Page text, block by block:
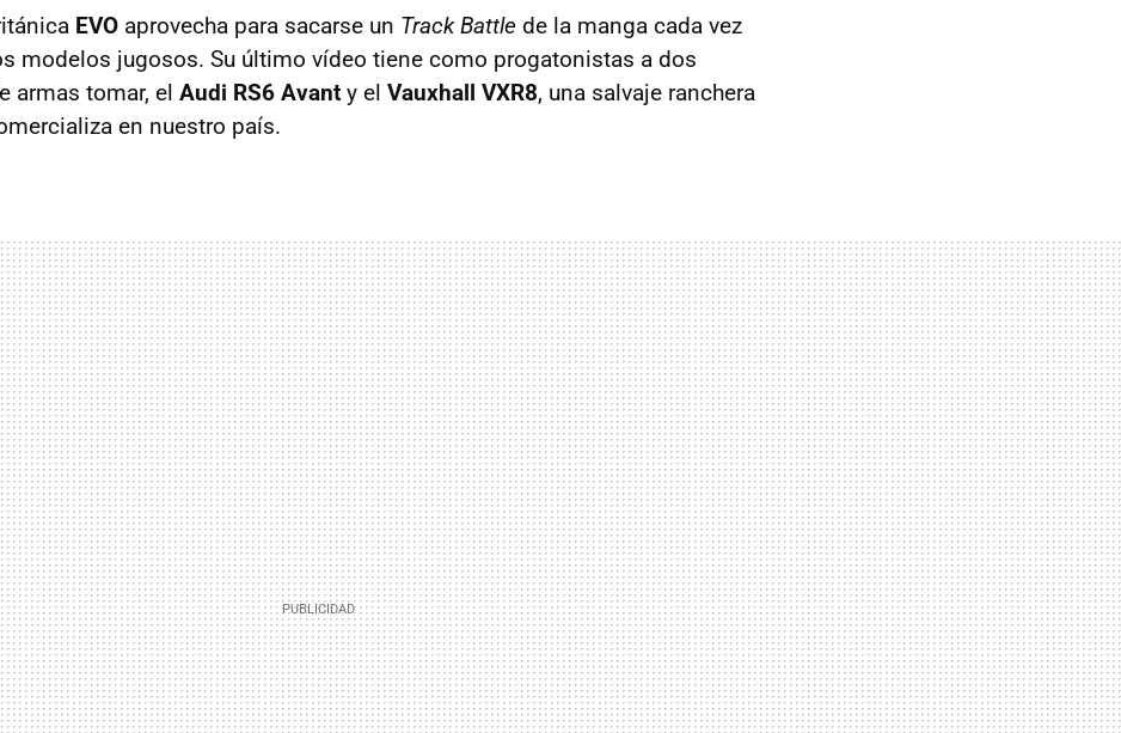
EVO aprovecha para sacarse un Track Battle de la manga cada vez
modelos jugosos. Su último vídeo tiene como progatonistas a dos
armas tomar, el Audi RS6 Avant y el Vauxhall VXR8, una salvaje ranchera
en nuestro país.